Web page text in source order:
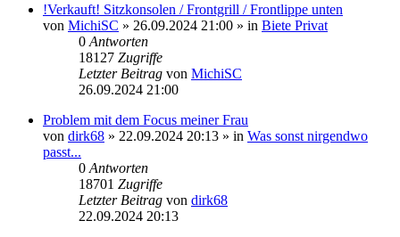
!Verkauft! Sitzkonsolen / Frontgrill / Frontlippe unten
von MichiSC » 26.09.2024 21:00 » in Biete Privat
0 Antworten
18127 Zugriffe
Letzter Beitrag von MichiSC
26.09.2024 21:00
Problem mit dem Focus meiner Frau
von dirk68 » 22.09.2024 20:13 » in Was sonst nirgendwo
passt...
0 Antworten
18701 Zugriffe
Letzter Beitrag von dirk68
22.09.2024 20:13